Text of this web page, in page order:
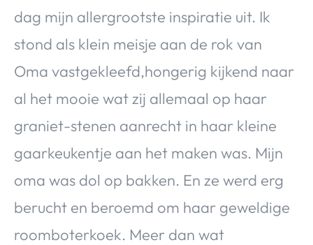
dag mijn allergrootste inspiratie uit. Ik
stond als klein meisje aan de rok van
Oma vastgekleefd,hongerig kijkend naar
al het mooie wat zij allemaal op haar
graniet-stenen aanrecht in haar kleine
gaarkeukentje aan het maken was. Mijn
oma was dol op bakken. En ze werd erg
berucht en beroemd om haar geweldige
roomboterkoek. Meer dan wat